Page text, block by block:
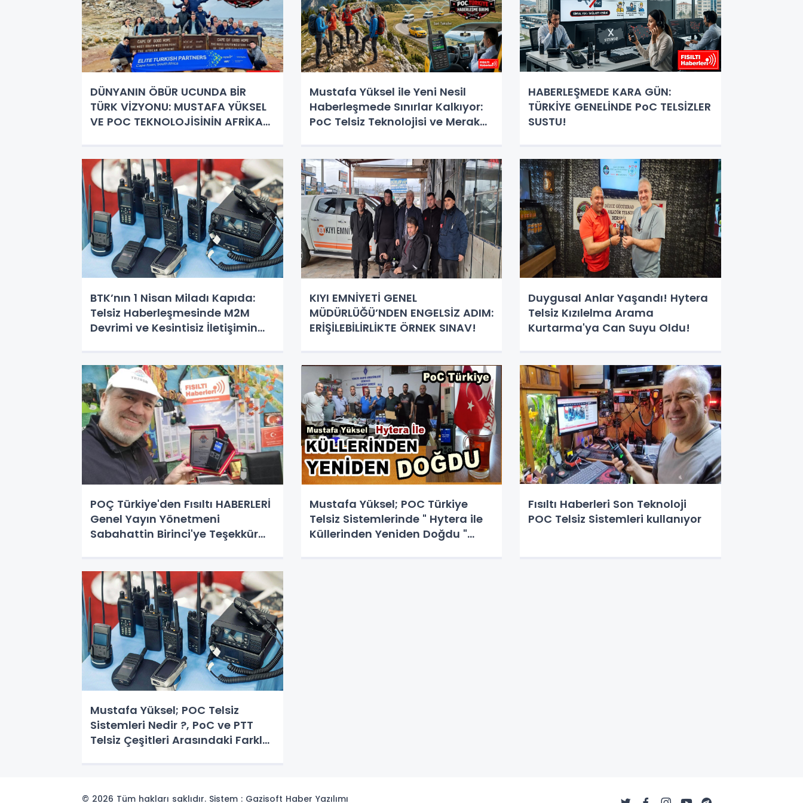
DÜNYANIN ÖBÜR UCUNDA BİR
TÜRK VİZYONU: MUSTAFA YÜKSEL
VE POC TEKNOLOJİSİNİN AFRİKA
Mustafa Yüksel ile Yeni Nesil
Haberleşmede Sınırlar Kalkıyor:
PoC Telsiz Teknolojisi ve Merak
HABERLEŞMEDE KARA GÜN:
TÜRKİYE GENELİNDE PoC TELSİZLER
SUSTU!
BTK’nın 1 Nisan Miladı Kapıda:
Telsiz Haberleşmesinde M2M
Devrimi ve Kesintisiz İletişimin
KIYI EMNİYETİ GENEL
MÜDÜRLÜĞÜ’NDEN ENGELSİZ ADIM:
ERİŞİLEBİLİRLİKTE ÖRNEK SINAV!
Duygusal Anlar Yaşandı! Hytera
Telsiz Kızılelma Arama
Kurtarma'ya Can Suyu Oldu!
POÇ Türkiye'den Fısıltı HABERLERİ
Genel Yayın Yönetmeni
Sabahattin Birinci'ye Teşekkür
Mustafa Yüksel; POC Türkiye
Telsiz Sistemlerinde " Hytera ile
Küllerinden Yeniden Doğdu "
Fısıltı Haberleri Son Teknoloji
POC Telsiz Sistemleri kullanıyor
Mustafa Yüksel; POC Telsiz
Sistemleri Nedir ?, PoC ve PTT
Telsiz Çeşitleri Arasındaki Farklar
© 2026 Tüm hakları saklıdır. Sistem : Gazisoft Haber Yazılımı